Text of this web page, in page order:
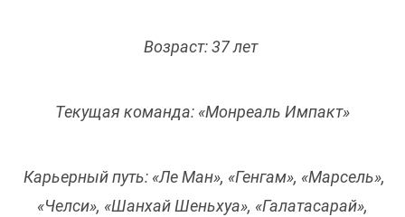
Возраст: 37 лет
Текущая команда: «Монреаль Импакт»
Карьерный путь: «Ле Ман», «Генгам», «Марсель»,
«Челси», «Шанхай Шеньхуа», «Галатасарай»,